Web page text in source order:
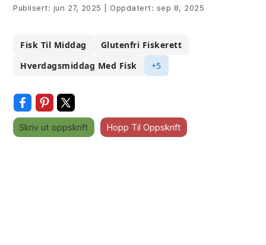
Publisert: jun 27, 2025 Oppdatert: sep 8, 2025
Fisk Til Middag
Glutenfri Fiskerett
Hverdagsmiddag Med Fisk
+5
Skriv ut oppskrift Hopp Til Oppskrift